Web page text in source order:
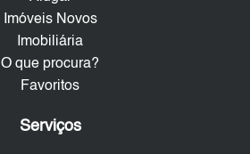
Imóveis Novos
Imobiliária
O que procura?
Favoritos
Serviços